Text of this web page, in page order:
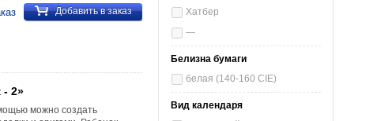
Хатбер
—
Белизна бумаги
белая (140-160 CIE)
Вид календаря
Добавить в заказ
- 2»
можно создать